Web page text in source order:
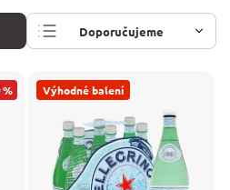
Espresso i Caffe Crema,Melitta
Espresso. Doporučujeme
Nejprodávanější
Abecedně
% Výhodné balení